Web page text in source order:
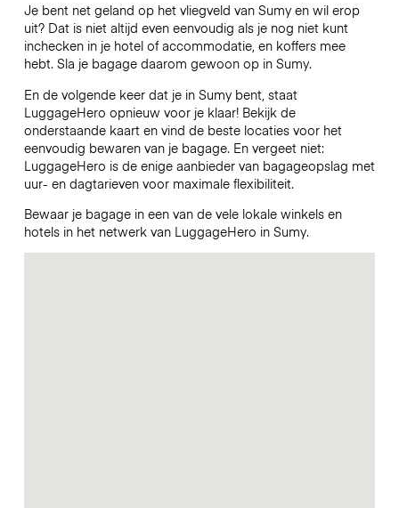
Je bent net geland op het vliegveld van Sumy en wil erop
uit? Dat is niet altijd even eenvoudig als je nog niet kunt
inchecken in je hotel of accommodatie, en koffers mee
hebt. Sla je bagage daarom gewoon op in Sumy.
En de volgende keer dat je in Sumy bent, staat
LuggageHero opnieuw voor je klaar! Bekijk de
onderstaande kaart en vind de beste locaties voor het
eenvoudig bewaren van je bagage. En vergeet niet:
LuggageHero is de enige aanbieder van bagageopslag met
uur- en dagtarieven voor maximale flexibiliteit.
Bewaar je bagage in een van de vele lokale winkels en
hotels in het netwerk van LuggageHero in Sumy.